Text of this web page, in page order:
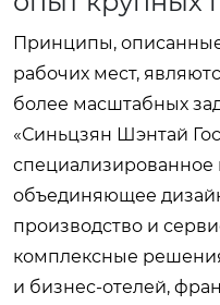
Принципы,
рабочих мест,
более масштабных
«Синьцзян Шэнтай
специализированное
объединяющее
производство и
комплексные
и бизнес-отелей,